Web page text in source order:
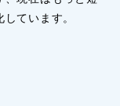
ています。